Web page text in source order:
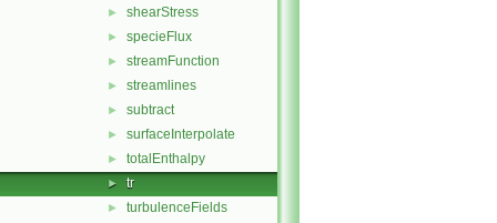
► shearStress
► specieFlux
► streamFunction
► streamlines
► subtract
► surfaceInterpolate
► totalEnthalpy
► tr
► turbulenceFields